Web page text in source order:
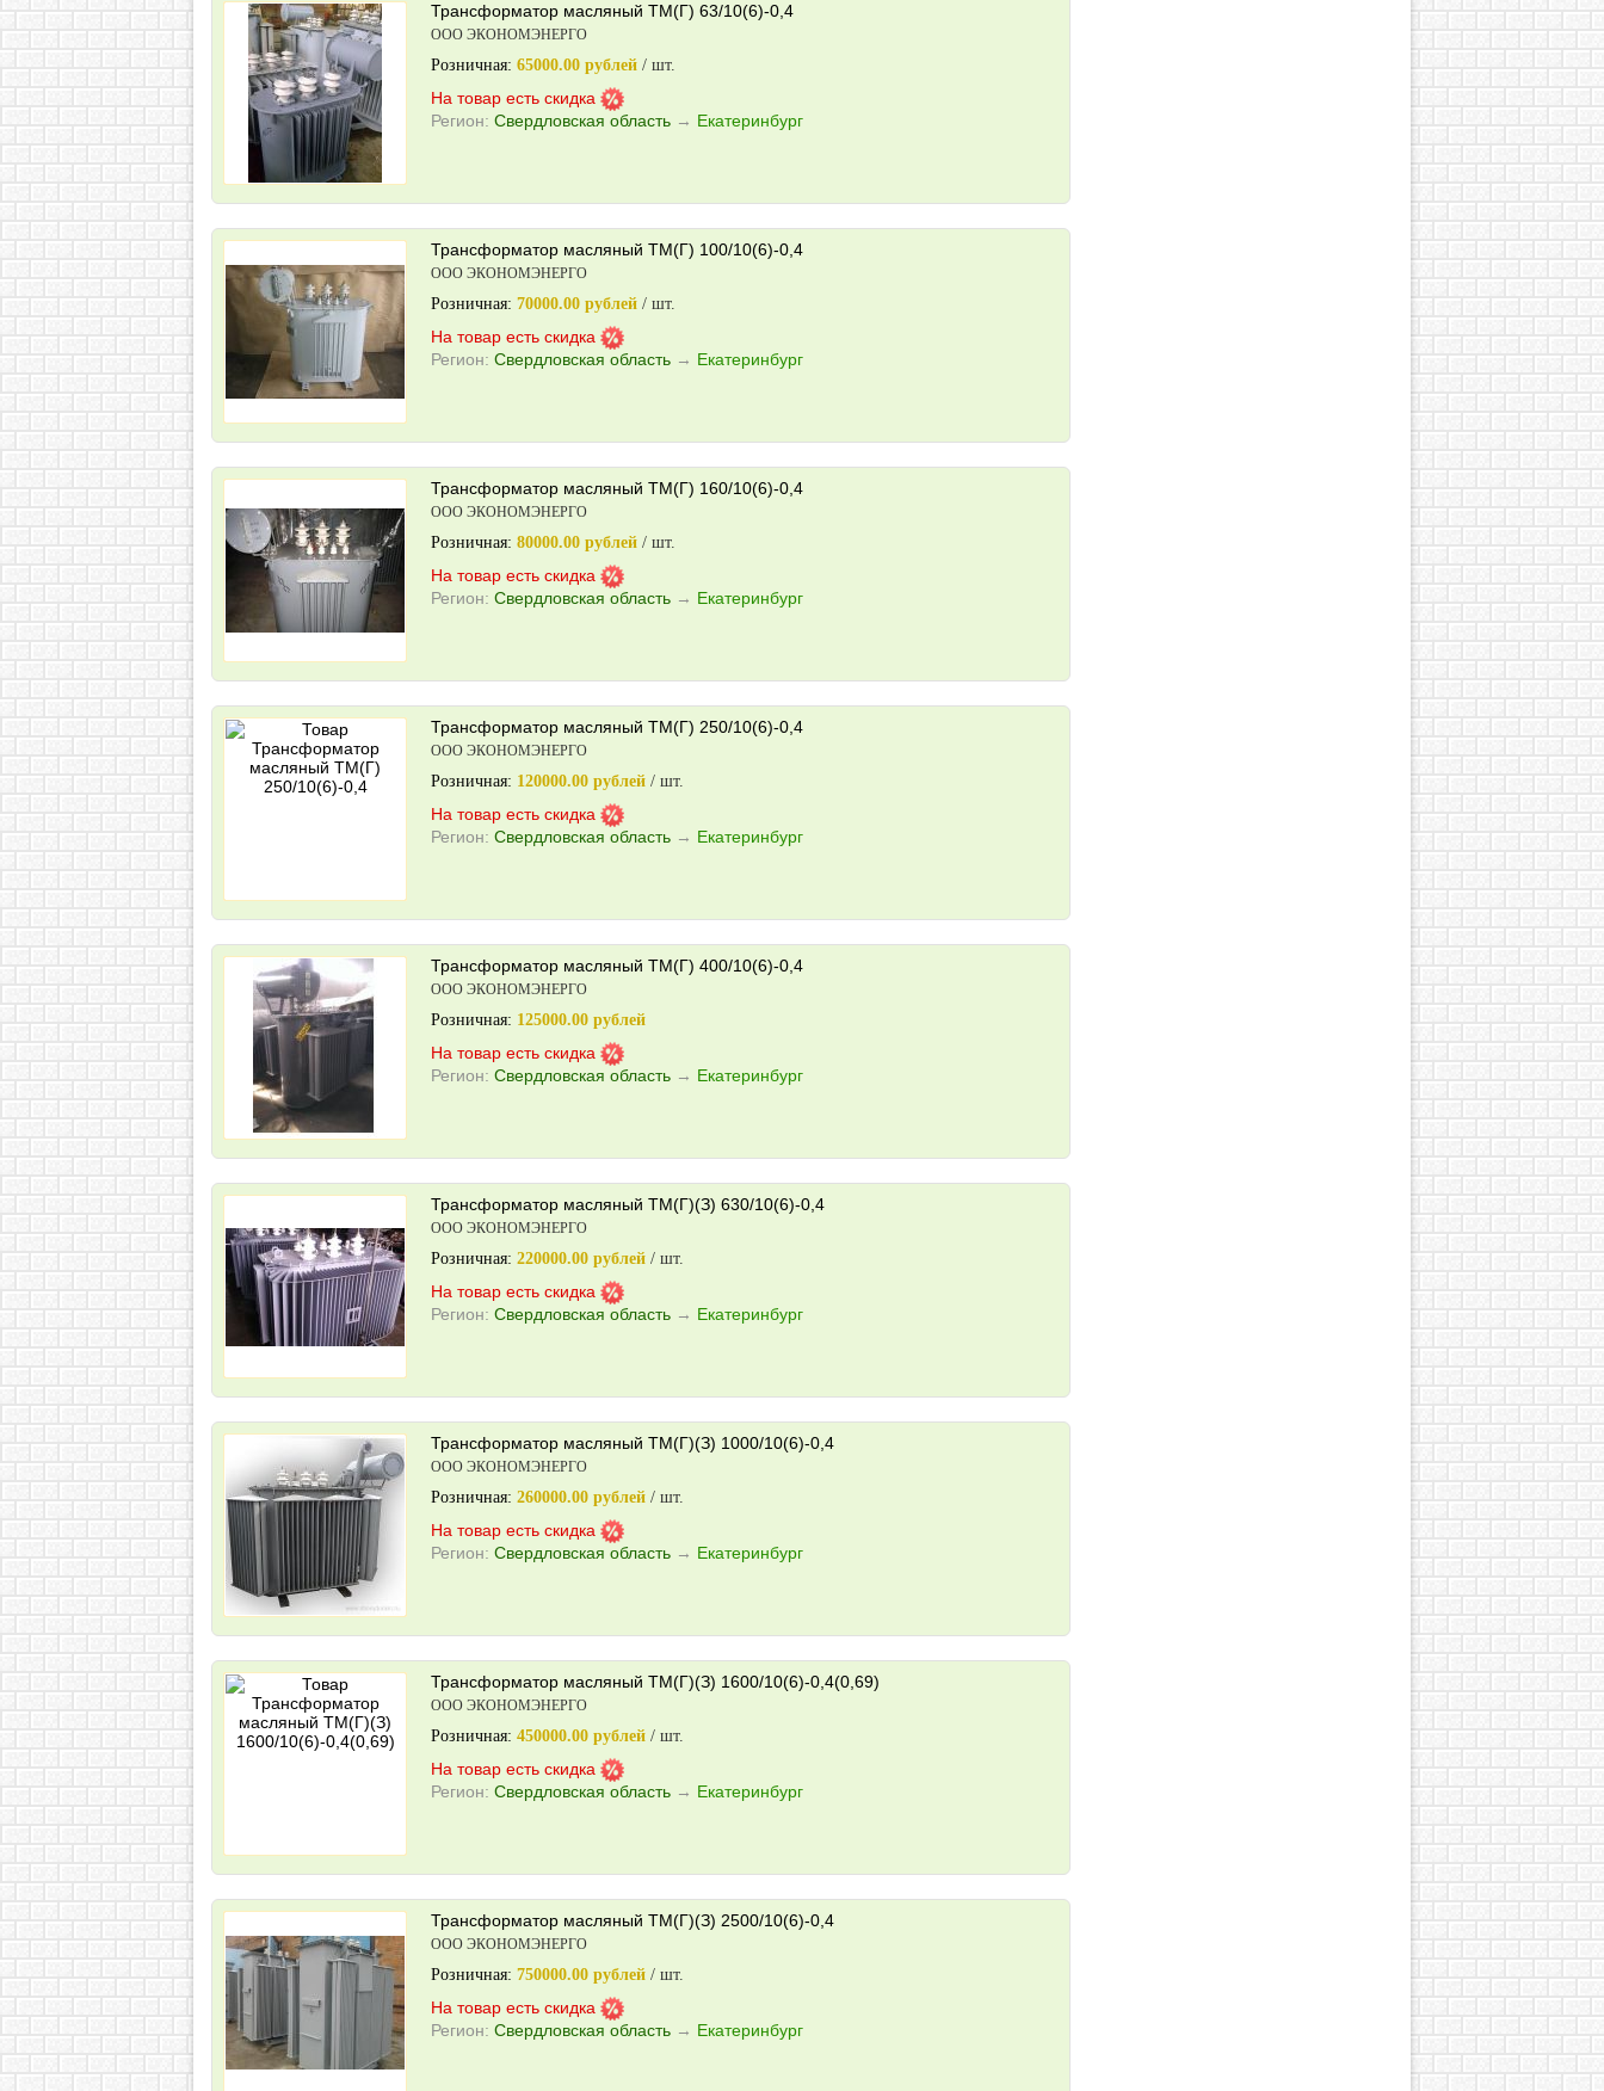
Трансформатор масляный ТМ(Г) 63/10(6)-0,4
ООО ЭКОНОМЭНЕРГО
Розничная: 65000.00 рублей / шт.
На товар есть скидка
Регион: Свердловская область → Екатеринбург
Трансформатор масляный ТМ(Г) 100/10(6)-0,4
ООО ЭКОНОМЭНЕРГО
Розничная: 70000.00 рублей / шт.
На товар есть скидка
Регион: Свердловская область → Екатеринбург
Трансформатор масляный ТМ(Г) 160/10(6)-0,4
ООО ЭКОНОМЭНЕРГО
Розничная: 80000.00 рублей / шт.
На товар есть скидка
Регион: Свердловская область → Екатеринбург
Трансформатор масляный ТМ(Г) 250/10(6)-0,4
ООО ЭКОНОМЭНЕРГО
Розничная: 120000.00 рублей / шт.
На товар есть скидка
Регион: Свердловская область → Екатеринбург
Трансформатор масляный ТМ(Г) 400/10(6)-0,4
ООО ЭКОНОМЭНЕРГО
Розничная: 125000.00 рублей
На товар есть скидка
Регион: Свердловская область → Екатеринбург
Трансформатор масляный ТМ(Г)(З) 630/10(6)-0,4
ООО ЭКОНОМЭНЕРГО
Розничная: 220000.00 рублей / шт.
На товар есть скидка
Регион: Свердловская область → Екатеринбург
Трансформатор масляный ТМ(Г)(З) 1000/10(6)-0,4
ООО ЭКОНОМЭНЕРГО
Розничная: 260000.00 рублей / шт.
На товар есть скидка
Регион: Свердловская область → Екатеринбург
Трансформатор масляный ТМ(Г)(З) 1600/10(6)-0,4(0,69)
ООО ЭКОНОМЭНЕРГО
Розничная: 450000.00 рублей / шт.
На товар есть скидка
Регион: Свердловская область → Екатеринбург
Трансформатор масляный ТМ(Г)(З) 2500/10(6)-0,4
ООО ЭКОНОМЭНЕРГО
Розничная: 750000.00 рублей / шт.
На товар есть скидка
Регион: Свердловская область → Екатеринбург